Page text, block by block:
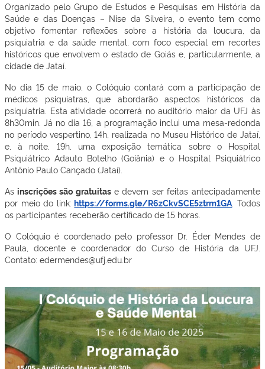
Organizado pelo Grupo de Estudos e Pesquisas em História da
Saúde e das Doenças – Nise da Silveira, o evento tem como
objetivo fomentar reflexões sobre a história da loucura, da
psiquiatria e da saúde mental, com foco especial em recortes
históricos que envolvem o estado de Goiás e, particularmente, a
cidade de Jataí.
No dia 15 de maio, o Colóquio contará com a participação de
médicos psiquiatras, que abordarão aspectos históricos da
psiquiatria. Esta atividade ocorrerá no auditório maior da UFJ às
8h30min. Já no dia 16, a programação inclui uma mesa-redonda
no período vespertino, 14h, realizada no Museu Histórico de Jataí,
e, à noite, 19h, uma exposição temática sobre o Hospital
Psiquiátrico Adauto Botelho (Goiânia) e o Hospital Psiquiátrico
Antônio Paulo Cançado (Jataí).
As inscrições são gratuitas e devem ser feitas antecipadamente
por meio do link: https://forms.gle/R6zCkvSCE5ztrm1GA . Todos
os participantes receberão certificado de 15 horas.
O Colóquio é coordenado pelo professor Dr. Éder Mendes de
Paula, docente e coordenador do Curso de História da UFJ.
Contato: edermendes@ufj.edu.br